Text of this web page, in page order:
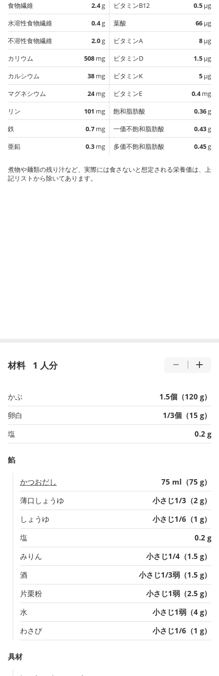
食物繊維
2.4g
水溶性食物繊維
0.4g
不溶性食物繊維
2.0g
カリウム
508 mg
カルシウム
38 mg
マグネシウム
24mg
リン
101 mg
鉄
0.7 mg
亜鉛
0.3 mg
ビタミンB12
0.5 µg
葉酸
66 µg
ビタミンA
8 µg
ビタミンD
1.5 µg
ビタミンK
5 µg
ビタミンE
0.4mg
飽和脂肪酸
0.36g
一価不飽和脂肪酸
0.43g
多価不飽和脂肪酸
0.45g
煮物や麺類の残り汁など、実際には食さないと想定される栄養価は、上
記リストから除いてあります。
材料 1 人分
かぶ
1.5個（120 g）
卵白
1/3個（15 g）
塩
0.2 g
餡
かつおだし
75 ml（75 g）
薄口しょうゆ
小さじ1/3（2 g）
しょうゆ
小さじ1/6（1 g）
塩
0.2 g
みりん
小さじ1/4（1.5 g）
酒
小さじ1/3弱（1.5 g）
片栗粉
小さじ1弱（2.5 g）
水
小さじ1弱（4 g）
わさび
小さじ1/6（1 g）
具材